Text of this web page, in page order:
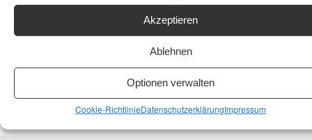
Akzeptieren
Ablehnen
Optionen verwalten
Cookie-RichtlinieDatenschutzerklärungImpressum